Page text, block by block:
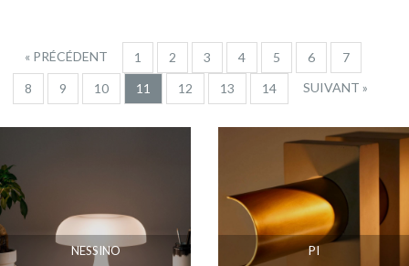
« PRÉCÉDENT 1 2 3 4 5 6
7
8
9 10 11 12 13 14 SUIVANT »
NESSINO PI